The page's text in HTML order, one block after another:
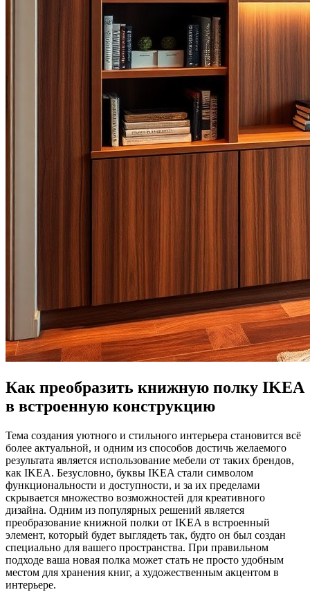
Как преобразить книжную полку IKEA
в встроенную конструкцию
Тема создания уютного и стильного интерьера становится всё
более актуальной, и одним из способов достичь желаемого
результата является использование мебели от таких брендов,
как IKEA. Безусловно, буквы IKEA стали символом
функциональности и доступности, и за их пределами
скрывается множество возможностей для креативного
дизайна. Одним из популярных решений является
преобразование книжной полки от IKEA в встроенный
элемент, который будет выглядеть так, будто он был создан
специально для вашего пространства. При правильном
подходе ваша новая полка может стать не просто удобным
местом для хранения книг, а художественным акцентом в
интерьере.